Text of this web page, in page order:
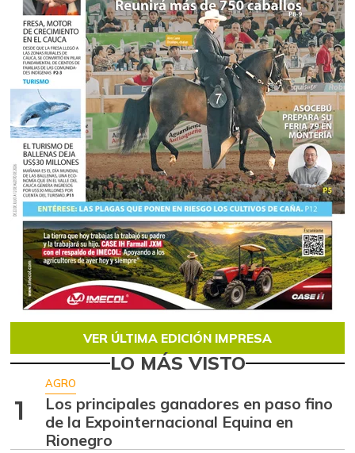
VER ÚLTIMA EDICIÓN IMPRESA
LO MÁS VISTO
1
AGRO
Los principales ganadores en paso fino
de la Expointernacional Equina en
Rionegro